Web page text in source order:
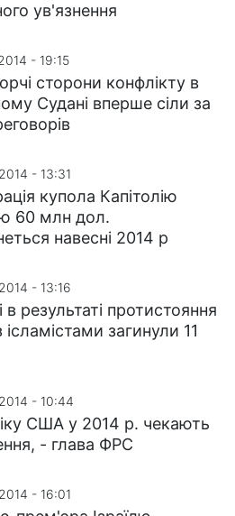
ув'язнення
- 19:15
сторони конфлікту в
Судані вперше сіли за
- 13:31
купола Капітолію
60 млн дол.
навесні 2014 р
- 13:16
в результаті протистояння
ісламістами загинули 11
- 10:44
США у 2014 р. чекають
- глава ФРС
- 16:01